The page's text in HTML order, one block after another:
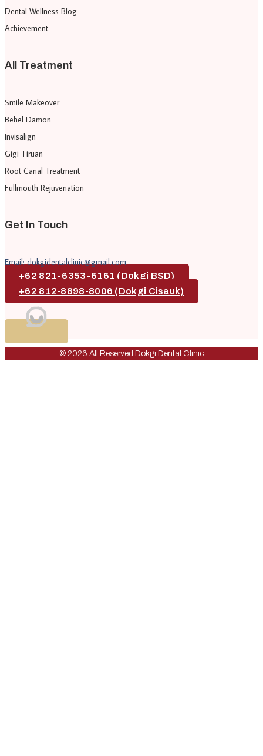
Dental Wellness Blog
Achievement
All Treatment
Smile Makeover
Behel Damon
Invisalign
Gigi Tiruan
Root Canal Treatment
Fullmouth Rejuvenation
Get In Touch
Email: dokgidentalclinic@gmail.com
+62 821-6353-6161 (Dokgi BSD)
+62 812-8898-8006 (Dokgi Cisauk)
© 2026 All Reserved Dokgi Dental Clinic